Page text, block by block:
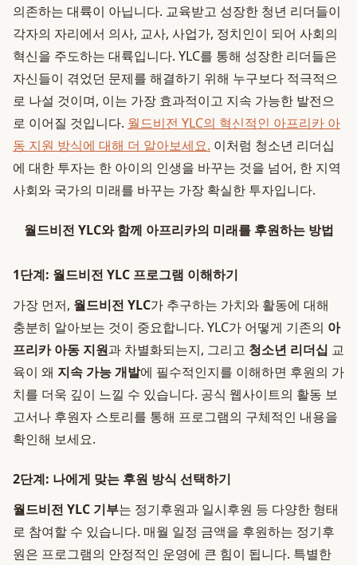
의존하는 대륙이 아닙니다. 교육받고 성장한 청년 리더들이
각자의 자리에서 의사, 교사, 사업가, 정치인이 되어 사회의
혁신을 주도하는 대륙입니다. YLC를 통해 성장한 리더들은
자신들이 겪었던 문제를 해결하기 위해 누구보다 적극적으
로 나설 것이며, 이는 가장 효과적이고 지속 가능한 발전으
로 이어질 것입니다. 월드비전 YLC의 혁신적인 아프리카 아
동 지원 방식에 대해 더 알아보세요. 이처럼 청소년 리더십
에 대한 투자는 한 아이의 인생을 바꾸는 것을 넘어, 한 지역
사회와 국가의 미래를 바꾸는 가장 확실한 투자입니다.
월드비전 YLC와 함께 아프리카의 미래를 후원하는 방법
1단계: 월드비전 YLC 프로그램 이해하기
가장 먼저, 월드비전 YLC가 추구하는 가치와 활동에 대해
충분히 알아보는 것이 중요합니다. YLC가 어떻게 기존의 아
프리카 아동 지원과 차별화되는지, 그리고 청소년 리더십 교
육이 왜 지속 가능 개발에 필수적인지를 이해하면 후원의 가
치를 더욱 깊이 느낄 수 있습니다. 공식 웹사이트의 활동 보
고서나 후원자 스토리를 통해 프로그램의 구체적인 내용을
확인해 보세요.
2단계: 나에게 맞는 후원 방식 선택하기
월드비전 YLC 기부는 정기후원과 일시후원 등 다양한 형태
로 참여할 수 있습니다. 매월 일정 금액을 후원하는 정기후
원은 프로그램의 안정적인 운영에 큰 힘이 됩니다. 특별한